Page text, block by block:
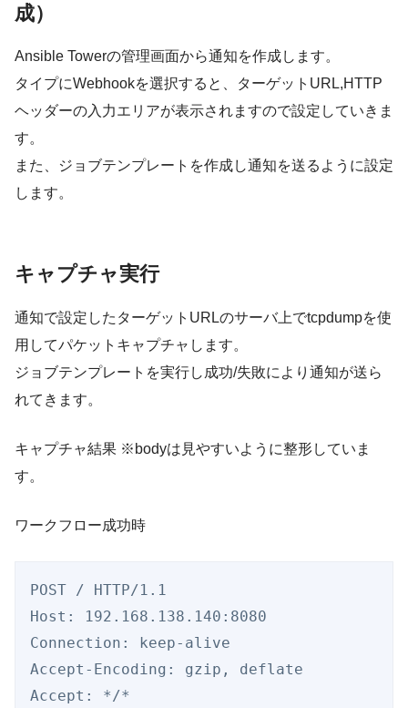
成）
Ansible Towerの管理画面から通知を作成します。
タイプにWebhookを選択すると、ターゲットURL,HTTP
ヘッダーの入力エリアが表示されますので設定していきま
す。
また、ジョブテンプレートを作成し通知を送るように設定
します。
キャプチャ実行
通知で設定したターゲットURLのサーバ上でtcpdumpを使
用してパケットキャプチャします。
ジョブテンプレートを実行し成功/失敗により通知が送ら
れてきます。
キャプチャ結果 ※bodyは見やすいように整形していま
す。
ワークフロー成功時
POST / HTTP/1.1
Host: 192.168.138.140:8080
Connection: keep-alive
Accept-Encoding: gzip, deflate
Accept: */*